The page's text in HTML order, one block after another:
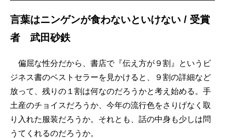
言葉はニンゲンが食わないといけない / 受賞
者 武田砂鉄
偏屈な性分だから、書店で『伝え方が９割』というビ
ジネス書のベストセラーを見かけると、９割の詳細など
放って、残りの１割は何なのだろうかと考え始める。手
土産のチョイスだろうか、今年の流行色をさりげなく取
り入れた服装だろうか。それとも、話の中身も少しは問
うてくれるのだろうか。